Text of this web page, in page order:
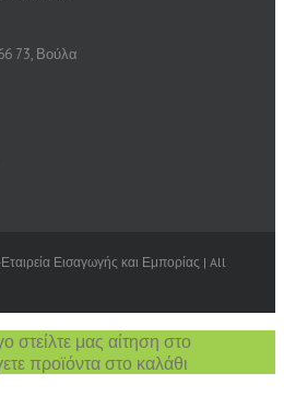
73, Βούλα
Εισαγωγής και Εμπορίας | All
στείλτε μας αίτηση στο
προϊόντα στο καλάθι